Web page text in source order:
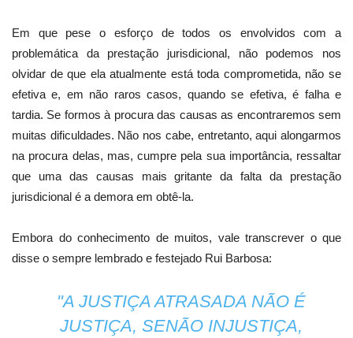
Em que pese o esforço de todos os envolvidos com a
problemática da prestação jurisdicional, não podemos nos
olvidar de que ela atualmente está toda comprometida, não se
efetiva e, em não raros casos, quando se efetiva, é falha e
tardia. Se formos à procura das causas as encontraremos sem
muitas dificuldades. Não nos cabe, entretanto, aqui alongarmos
na procura delas, mas, cumpre pela sua importância, ressaltar
que uma das causas mais gritante da falta da prestação
jurisdicional é a demora em obtê-la.
Embora do conhecimento de muitos, vale transcrever o que
disse o sempre lembrado e festejado Rui Barbosa:
"A JUSTIÇA ATRASADA NÃO É
JUSTIÇA, SENÃO INJUSTIÇA,